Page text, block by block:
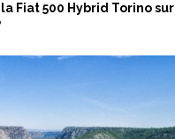
Fiat 500 Hybrid Torino sur